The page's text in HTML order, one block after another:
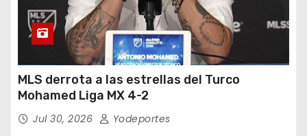
MLS derrota a las estrellas del Turco
Mohamed Liga MX 4-2
Jul 30, 2026 Yodeportes